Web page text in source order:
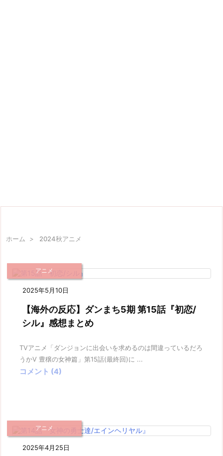
ホーム > 2024秋アニメ
2025年5月10日
アニメ
【海外の反応】ダンまち5期 第15話『初恋/
シル』感想まとめ
TVアニメ「ダンジョンに出会いを求めるのは間違っているだろ
うかV 豊穣の女神篇」第15話(最終回)に ...
コメント (4)
2025年4月25日
アニメ